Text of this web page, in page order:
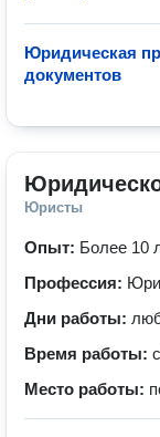
Юридическая
документов
Юристы
Опыт: Более 10
Профессия:
Дни работы:
Время работы:
Место работы: